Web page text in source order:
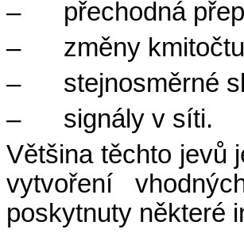
–
přechodná
–
změny
–
stejnosměrné
–
signály v síti.
Většina těchto jevů
vytvoření
poskytnuty některé